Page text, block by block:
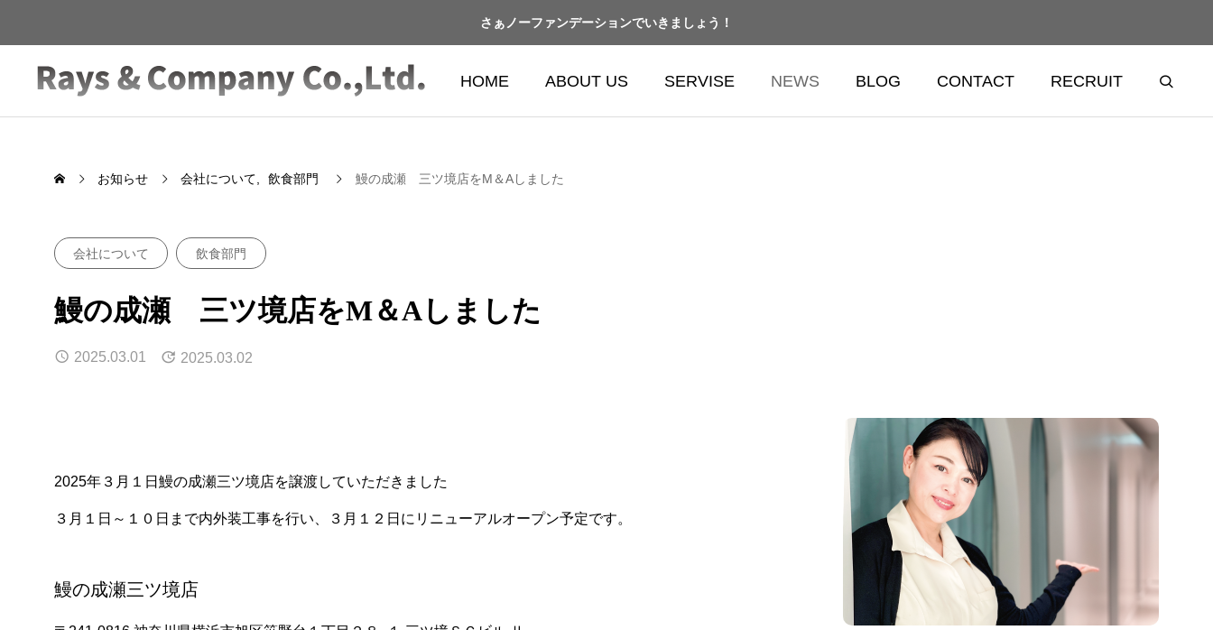
さぁノーファンデーションでいきましょう！
HOME ABOUT US SERVISE NEWS BLOG CONTACT RECRUIT
お知らせ 会社について 飲食部門 鰻の成瀬 三ツ境店をM＆Aしました
会社について 飲食部門
鰻の成瀬 三ツ境店をM＆Aしました
2025.03.01 2025.03.02
2025年３月１日鰻の成瀬三ツ境店を譲渡していただきました
３月１日～１０日まで内外装工事を行い、３月１２日にリニューアルオープン予定です。
鰻の成瀬三ツ境店